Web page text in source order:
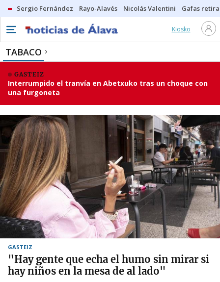
Sergio Fernández Rayo-Alavés Nicolás Valentini Gafas
Kiosko
TABACO
GASTEIZ
Interrumpido el tranvía en Abetxuko tras un choque con
una furgoneta
GASTEIZ
"Hay gente que echa el humo sin mirar si
hay niños en la mesa de al lado"